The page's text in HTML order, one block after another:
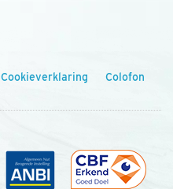
Cookieverklaring Colofon